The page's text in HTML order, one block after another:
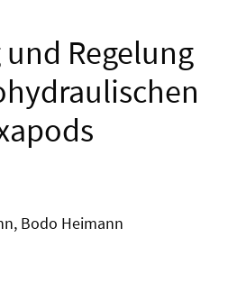
Regelung
Bodo Heimann